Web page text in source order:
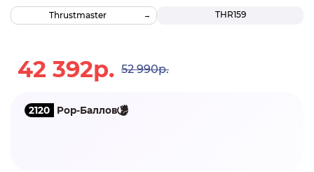
THR159
Thrustmaster
42 392р. 52 990р.
2120 Pop-Баллов